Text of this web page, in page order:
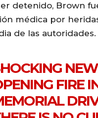
detenido, Brown
médica por
de las autoridades.
FIRE